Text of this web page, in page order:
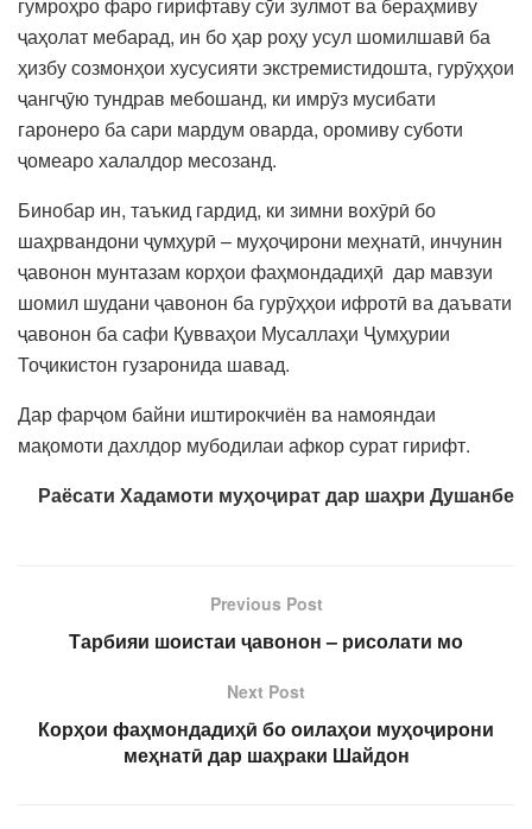
ҷаҳолат мебарад, ин бо ҳар роҳу усул шомилшавӣ ба
ҳизбу созмонҳои хусусияти экстремистидошта, гурӯҳҳои
ҷангҷӯю тундрав мебошанд, ки имрӯз мусибати
гаронеро ба сари мардум оварда, оромиву суботи
ҷомеаро халалдор месозанд.
Бинобар ин, таъкид гардид, ки зимни вохӯрӣ бо
шаҳрвандони ҷумҳурӣ – муҳоҷирони меҳнатӣ, инчунин
ҷавонон мунтазам корҳои фаҳмондадиҳӣ дар мавзуи
шомил шудани ҷавонон ба гурӯҳҳои ифротӣ ва даъвати
ҷавонон ба сафи Қувваҳои Мусаллаҳи Ҷумҳурии
Тоҷикистон гузаронида шавад.
Дар фарҷом байни иштирокчиён ва намояндаи
мақомоти дахлдор мубодилаи афкор сурат гирифт.
Раёсати Хадамоти муҳоҷират дар шаҳри Душанбе
Previous Post
Тарбияи шоистаи ҷавонон – рисолати мо
Next Post
Корҳои фаҳмондадиҳӣ бо оилаҳои муҳоҷирони
меҳнатӣ дар шаҳраки Шайдон